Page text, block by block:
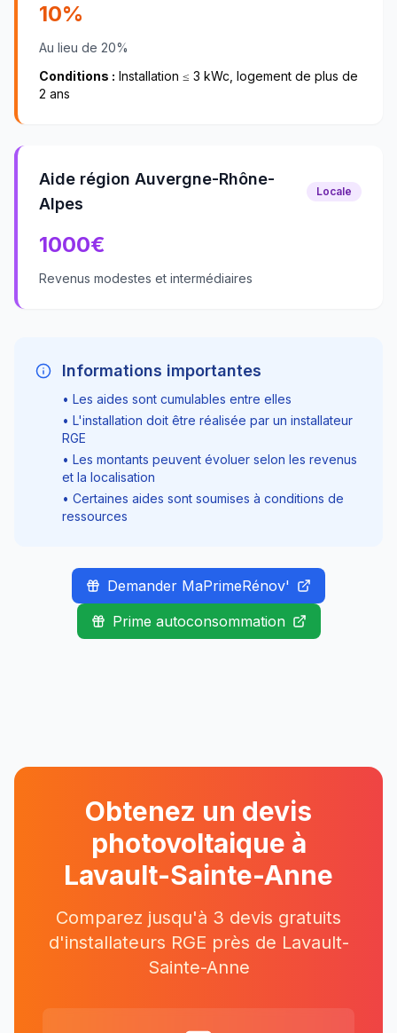
10%
Au lieu de 20%
Conditions : Installation ≤ 3 kWc, logement de plus de
2 ans
Aide région Auvergne-Rhône-
Alpes
Locale
1000€
Revenus modestes et intermédiaires
Informations importantes
• Les aides sont cumulables entre elles
• L'installation doit être réalisée par un installateur
RGE
• Les montants peuvent évoluer selon les revenus
et la localisation
• Certaines aides sont soumises à conditions de
ressources
Demander MaPrimeRénov'
Prime autoconsommation
Obtenez un devis
photovoltaique à
Lavault-Sainte-Anne
Comparez jusqu'à 3 devis gratuits
d'installateurs RGE près de Lavault-
Sainte-Anne